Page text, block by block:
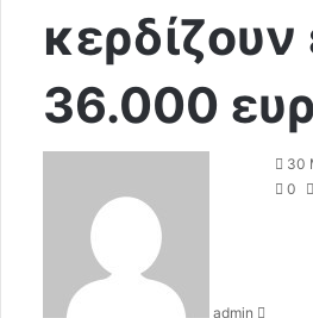
36.000
admin
30
0